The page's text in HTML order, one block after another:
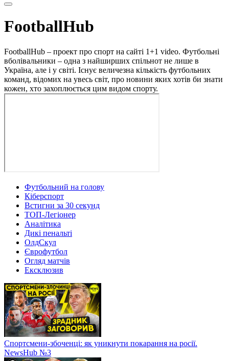
FootballHub
FootballHub – проект про спорт на сайті 1+1 video. Футбольні
вболівальники – одна з найширших спільнот не лише в
Україна, але і у світі. Існує величезна кількість футбольних
команд, відомих на увесь світ, про новини яких хотів би знати
кожен, хто захоплюється цим видом спорту.
Футбольний на голову
Кіберспорт
Встигни за 30 секунд
ТОП-Легіонер
Аналітика
Дикі пенальті
ОлдСкул
Єврофутбол
Огляд матчів
Ексклюзив
Спортсмени-збоченці: як уникнути покарання на росії.
NewsHub №3